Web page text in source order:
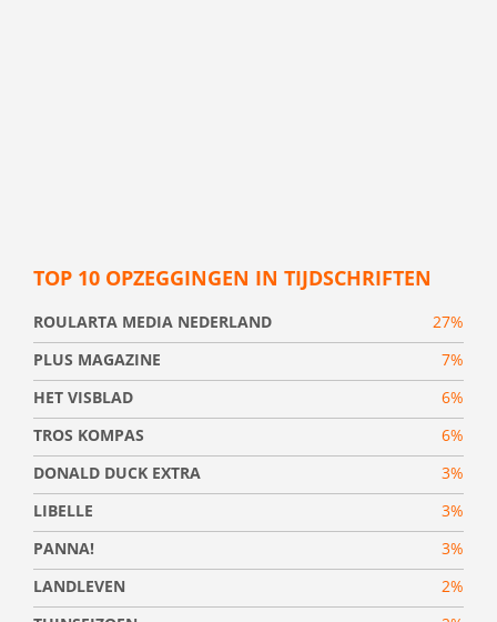
TOP 10 OPZEGGINGEN IN TIJDSCHRIFTEN
ROULARTA MEDIA NEDERLAND
27%
PLUS MAGAZINE
7%
HET VISBLAD
6%
TROS KOMPAS
6%
DONALD DUCK EXTRA
3%
LIBELLE
3%
PANNA!
3%
LANDLEVEN
2%